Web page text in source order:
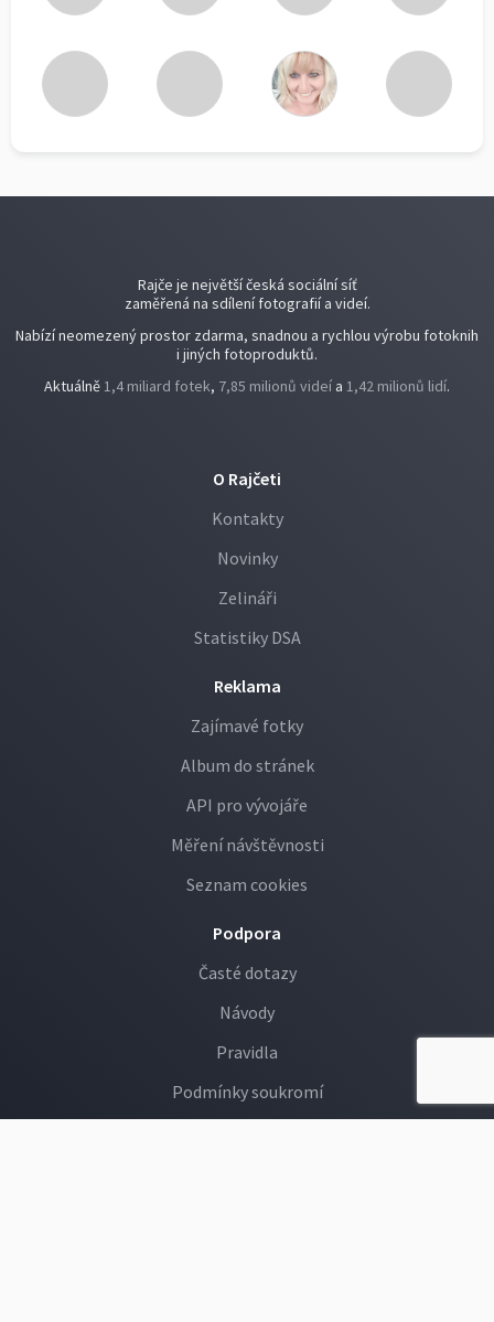
Rajče je největší česká sociální síť
zaměřená na sdílení fotografií a videí.
Nabízí neomezený prostor zdarma, snadnou a rychlou výrobu fotoknih
i jiných fotoproduktů.
Aktuálně1,4 miliard fotek, 7,85 milionů videí a 1,42 milionů lidí.
O Rajčeti
Kontakty
Novinky
Zelináři
Statistiky DSA
Reklama
Zajímavé fotky
Album do stránek
API pro vývojáře
Měření návštěvnosti
Seznam cookies
Podpora
Časté dotazy
Návody
Pravidla
Podmínky soukromí